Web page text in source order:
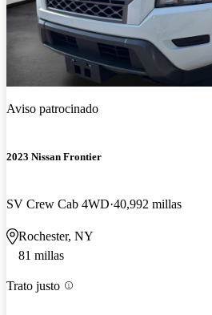
Aviso patrocinado
2023 Nissan Frontier
SV Crew Cab 4WD 40,992 millas
Rochester, NY
81 millas
Trato justo